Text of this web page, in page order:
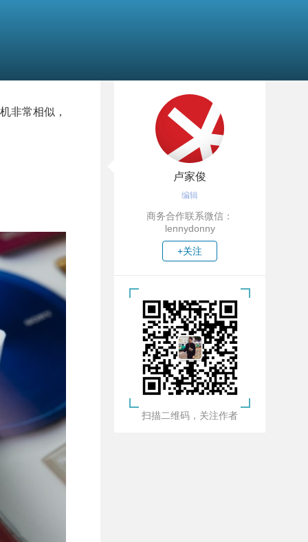
非常相似，
卢家俊
编辑
商务合作联系微信：
lennydonny
+关注
扫描二维码，关注作者